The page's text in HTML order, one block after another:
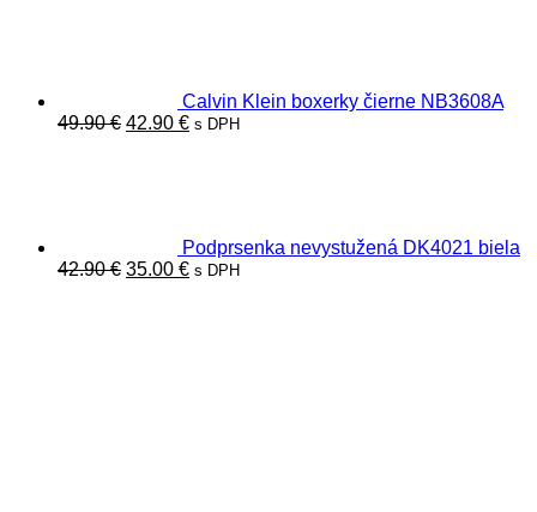
Calvin Klein boxerky čierne NB3608A
49.90€ Pôvodná
42.90 €Aktuálna
s DPH
Podprsenka nevystužená DK4021 biela
42.90€ Pôvodná
35.00 €Aktuálna
s DPH